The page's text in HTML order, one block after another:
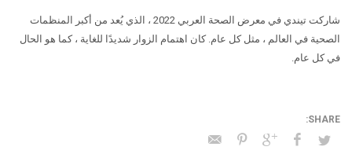
شاركت تيندي في معرض الصحة العربي 2022 ، الذي يُعد من أكبر المنظمات
الصحية في العالم ، مثل كل عام. كان اهتمام الزوار شديدًا للغاية ، كما هو الحال
في كل عام.